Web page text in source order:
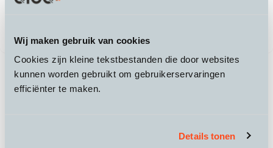
Wij maken gebruik van cookies
Cookies zijn kleine tekstbestanden die door websites
kunnen worden gebruikt om gebruikerservaringen
efficiënter te maken.
Details tonen
Leasen vanaf €167,00 /mnd